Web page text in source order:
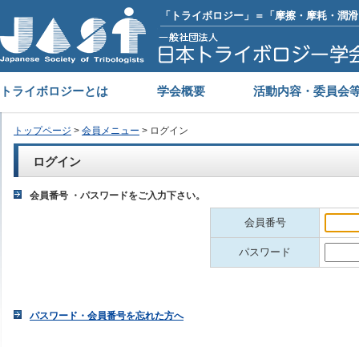
「トライボロジー」＝「摩擦・摩耗・潤
トライボロジーとは 学会概要 活動内容・委員会
トップページ > 会員メニュー > ログイン
ログイン
会員番号 ・パスワードをご入力下さい。
会員番号
パスワード
パスワード・会員番号を忘れた方へ